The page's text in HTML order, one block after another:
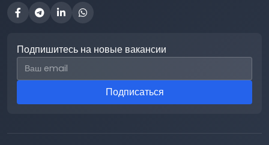
Подпишитесь на новые вакансии
Email для подписки
Подписаться